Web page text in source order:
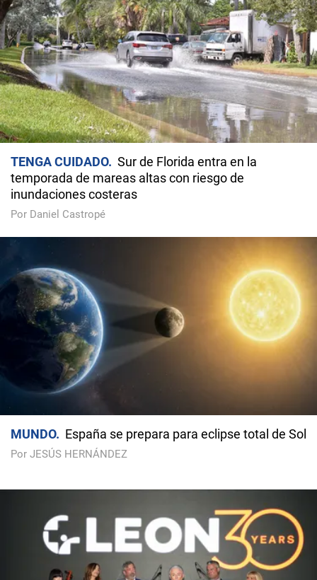
TENGA CUIDADO
Sur de Florida entra en la
temporada de mareas altas con riesgo de
inundaciones costeras
Por Daniel Castropé
MUNDO España se prepara para eclipse total de Sol
Por JESÚS HERNÁNDEZ